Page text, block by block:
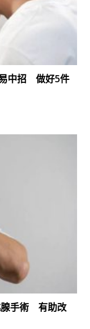
中招 做好5件
腺手術 有助改